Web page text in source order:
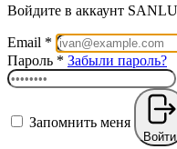
Войдите в аккаунт
Email *
Пароль * Забыли пароль?
Запомнить меня
Войти